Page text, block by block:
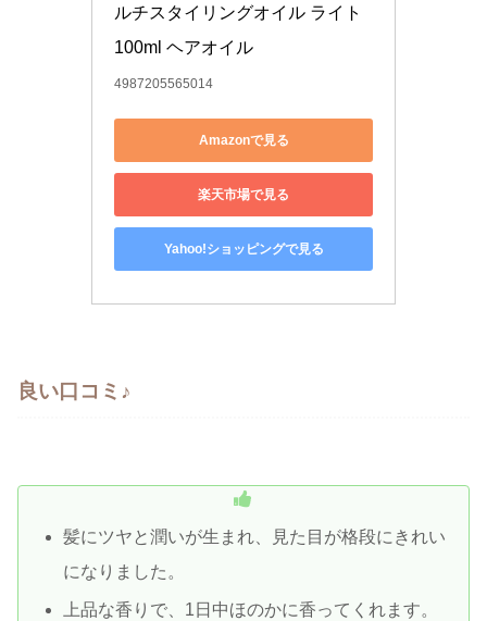
ルチスタイリングオイル ライト
100ml ヘアオイル
4987205565014
Amazonで見る
楽天市場で見る
Yahoo!ショッピングで見る
良い口コミ♪
髪にツヤと潤いが生まれ、見た目が格段にきれい
になりました。
上品な香りで、1日中ほのかに香ってくれます。